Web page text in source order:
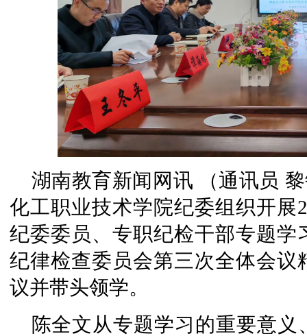
湖南教育新闻网讯 （通讯员
化工职业技术学院纪委组织开展
纪委委员、专职纪检干部专题
纪律检查委员会第三次全体会
议并带头领学。
陈全文从专题学习的重要意